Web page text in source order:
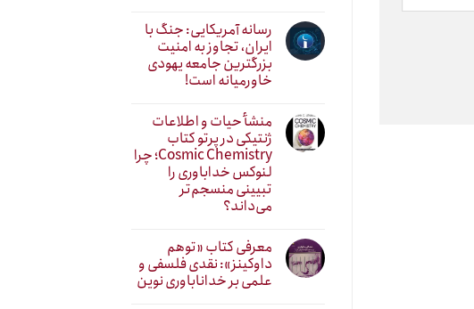
رسانه آمریکایی: جنگ با
ایران، تجاوز به امنیت
بزرگترین جامعه یهودی
خاورمیانه است!
منشأ حیات و اطلاعات
ژنتیکی در پرتو کتاب
Cosmic Chemistry؛ چرا
لنوکس خداباوری را
تبیینی منسجم‌تر
می‌داند؟
معرفی کتاب «توهم
داوکینز»: نقدی فلسفی و
علمی بر خداناباوری نوین